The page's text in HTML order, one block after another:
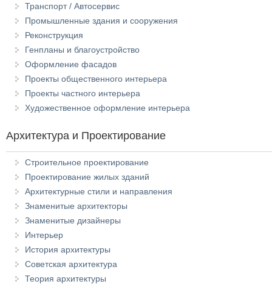
Транспорт / Автосервис
Промышленные здания и сооружения
Реконструкция
Генпланы и благоустройство
Оформление фасадов
Проекты общественного интерьера
Проекты частного интерьера
Художественное оформление интерьера
Архитектура и Проектирование
Строительное проектирование
Проектирование жилых зданий
Архитектурные стили и направления
Знаменитые архитекторы
Знаменитые дизайнеры
Интерьер
История архитектуры
Советская архитектура
Теория архитектуры